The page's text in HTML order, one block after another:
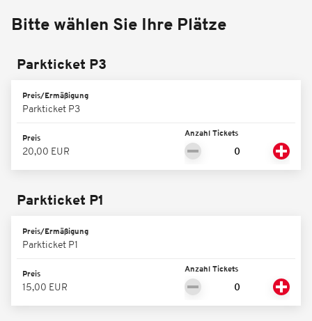
Bitte wählen Sie Ihre Plätze
Parkticket P3
Preis/Ermäßigung
Parkticket P3
Preis
20,00 EUR
Anzahl Tickets
Parkticket P1
Preis/Ermäßigung
Parkticket P1
Preis
15,00 EUR
Anzahl Tickets